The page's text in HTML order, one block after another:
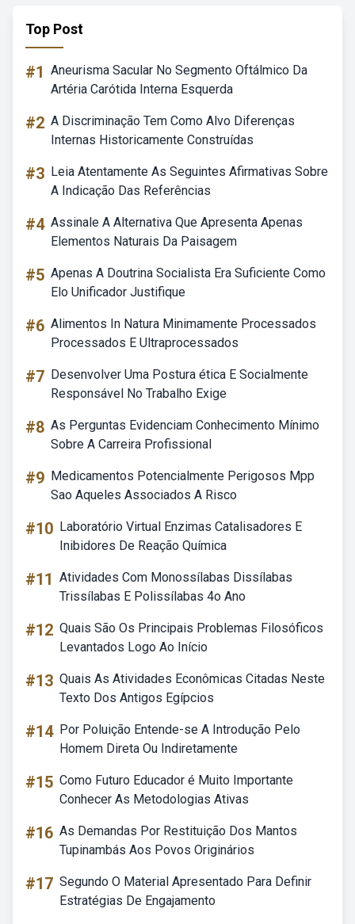
Top Post
#1 Aneurisma Sacular No Segmento Oftálmico Da
Artéria Carótida Interna Esquerda
#2 A Discriminação Tem Como Alvo Diferenças
Internas Historicamente Construídas
#3 Leia Atentamente As Seguintes Afirmativas Sobre
A Indicação Das Referências
#4 Assinale A Alternativa Que Apresenta Apenas
Elementos Naturais Da Paisagem
#5 Apenas A Doutrina Socialista Era Suficiente Como
Elo Unificador Justifique
#6 Alimentos In Natura Minimamente Processados
Processados E Ultraprocessados
#7 Desenvolver Uma Postura ética E Socialmente
Responsável No Trabalho Exige
#8 As Perguntas Evidenciam Conhecimento Mínimo
Sobre A Carreira Profissional
#9 Medicamentos Potencialmente Perigosos Mpp
Sao Aqueles Associados A Risco
#10 Laboratório Virtual Enzimas Catalisadores E
Inibidores De Reação Química
#11 Atividades Com Monossílabas Dissílabas
Trissílabas E Polissílabas 4o Ano
#12 Quais São Os Principais Problemas Filosóficos
Levantados Logo Ao Início
#13 Quais As Atividades Econômicas Citadas Neste
Texto Dos Antigos Egípcios
#14 Por Poluição Entende-se A Introdução Pelo
Homem Direta Ou Indiretamente
#15 Como Futuro Educador é Muito Importante
Conhecer As Metodologias Ativas
#16 As Demandas Por Restituição Dos Mantos
Tupinambás Aos Povos Originários
#17 Segundo O Material Apresentado Para Definir
Estratégias De Engajamento